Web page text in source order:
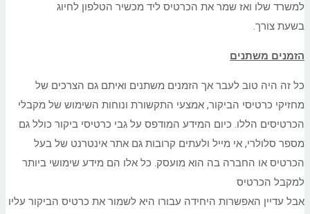
למשרד שלו ואז שמר את הכרטיס ליד מכשיר הטלפון לחיוג
בשעת צורך.
הזמנים משתנים
כל זה היה טוב לעבר אך הזמנים משתנים ואיתם גם הצרכים של
מחזיקי כרטיסי הביקור, אמצעי התקשורת ונוחות השימוש של מקבלי
הכרטיסים הללו. כיום המידע המודפס על גבי כרטיסי ביקור כולל גם
מספר סלולרי, אי מייל ולעתים קרובות גם אתר אינטרנט של בעל
הכרטיס או החברה בה הוא מועסק. כל אלו הם מידע שימושי ביותר
למקבל הכרטיס
אבל עדיין האפשרות היחידה עבורו היא לשמור את כרטיס הביקור עליו